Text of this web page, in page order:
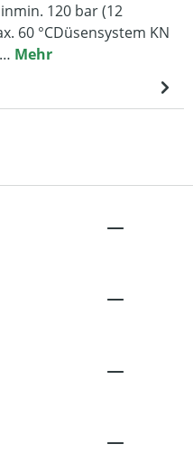
120 bar (12
60 °CDüsensystem KN
Mehr